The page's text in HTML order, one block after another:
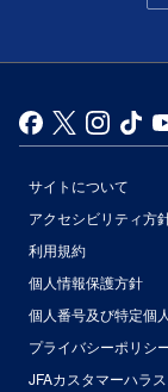
サイトについて
アクセシビリティ方
利用規約
個人情報保護方針
個人番号及び特定個
プライバシーポリシ
JFAカスタマーハラ